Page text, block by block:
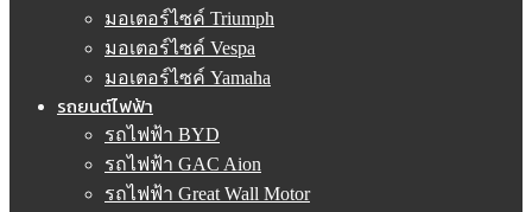
มอเตอร์ไซค์ Triumph
มอเตอร์ไซค์ Vespa
มอเตอร์ไซค์ Yamaha
รถยนต์ไฟฟ้า
รถไฟฟ้า BYD
รถไฟฟ้า GAC Aion
รถไฟฟ้า Great Wall Motor